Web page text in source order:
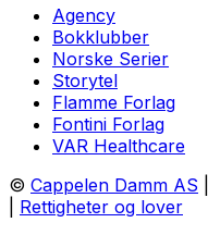
Agency
Bokklubber
Norske Serier
Storytel
Flamme Forlag
Fontini Forlag
VAR Healthcare
© Cappelen Damm AS
Rettigheter og lover